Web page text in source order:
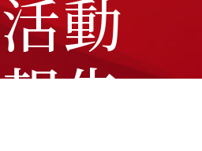
活動
報告